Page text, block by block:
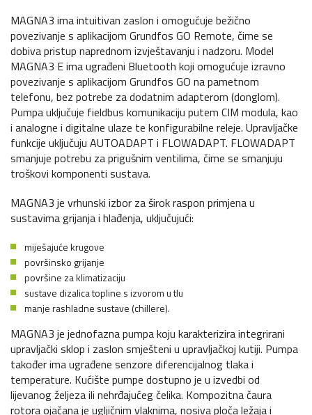
MAGNA3 ima intuitivan zaslon i omogućuje bežično
povezivanje s aplikacijom Grundfos GO Remote, čime se
dobiva pristup naprednom izvještavanju i nadzoru. Model
MAGNA3 E ima ugrađeni Bluetooth koji omogućuje izravno
povezivanje s aplikacijom Grundfos GO na pametnom
telefonu, bez potrebe za dodatnim adapterom (donglom).
Pumpa uključuje fieldbus komunikaciju putem CIM modula, kao
i analogne i digitalne ulaze te konfigurabilne releje. Upravljačke
funkcije uključuju AUTOADAPT i FLOWADAPT. FLOWADAPT
smanjuje potrebu za prigušnim ventilima, čime se smanjuju
troškovi komponenti sustava.
MAGNA3 je vrhunski izbor za širok raspon primjena u
sustavima grijanja i hlađenja, uključujući:
miješajuće krugove
površinsko grijanje
površine za klimatizaciju
sustave dizalica topline s izvorom u tlu
manje rashladne sustave (chillere).
MAGNA3 je jednofazna pumpa koju karakterizira integrirani
upravljački sklop i zaslon smješteni u upravljačkoj kutiji. Pumpa
također ima ugrađene senzore diferencijalnog tlaka i
temperature. Kućište pumpe dostupno je u izvedbi od
lijevanog željeza ili nehrđajućeg čelika. Kompozitna čaura
rotora ojačana je ugljičnim vlaknima, nosiva ploča ležaja i